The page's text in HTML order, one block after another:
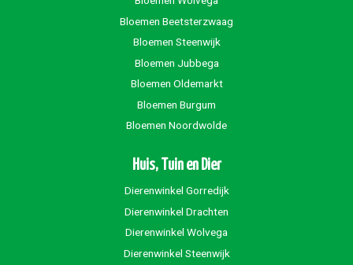
Bloemen Beetsterzwaag
Bloemen Steenwijk
Bloemen Jubbega
Bloemen Oldemarkt
Bloemen Burgum
Bloemen Noordwolde
Huis, Tuin en Dier
Dierenwinkel Gorredijk
Dierenwinkel Drachten
Dierenwinkel Wolvega
Dierenwinkel Steenwijk